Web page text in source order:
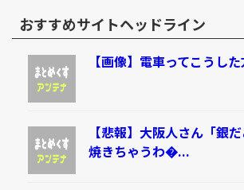
おすすめサイトヘッドライン
【画像】電車ってこうし
【悲報】大阪人さん「銀
焼きちゃうわ�...